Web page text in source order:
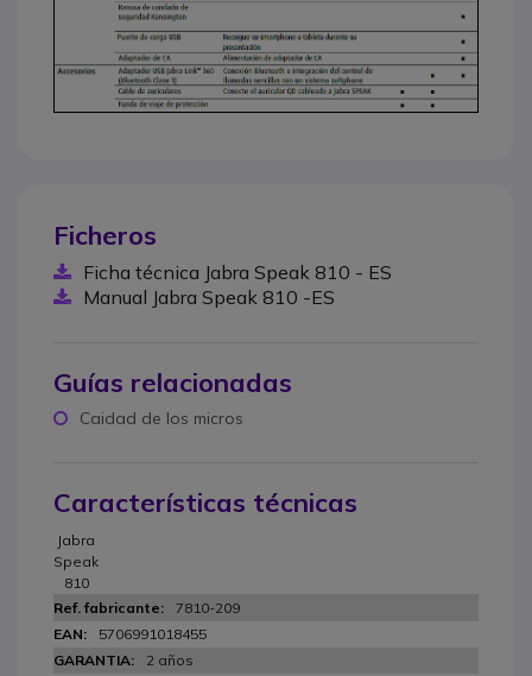
Ficheros
Ficha técnica Jabra Speak 810 - ES
Manual Jabra Speak 810 -ES
Guías relacionadas
Caidad de los micros
Características técnicas
Jabra
Speak
810
7810-209
5706991018455
2 años